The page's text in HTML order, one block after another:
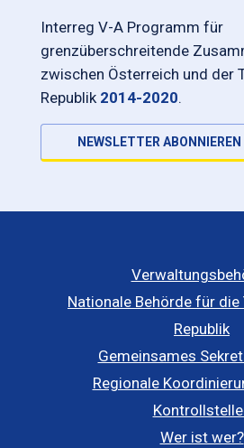
Interreg V-A Programm für
grenzüberschreitende
zwischen Österreich und der
Republik 2014-2020.
NEWSLETTER ABONNIEREN
Nationale Behörde für
Republik
Gemeinsames
Regionale
Wer ist wer?